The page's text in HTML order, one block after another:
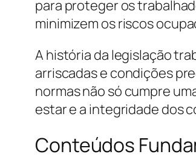
para proteger os
minimizem os riscos
A história da legislação
arriscadas e condições
normas não só cumpre
estar e a integridade dos
Conteúdos